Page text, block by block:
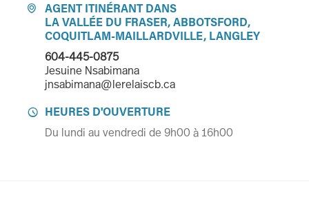

AGENT ITINÉRANT DANS
LA VALLÉE DU FRASER, ABBOTSFORD,
COQUITLAM-MAILLARDVILLE, LANGLEY
604-445-0875
Jesuine Nsabimana
jnsabimana@lerelaiscb.ca

HEURES D'OUVERTURE
Du lundi au vendredi de 9h00 à 16h00